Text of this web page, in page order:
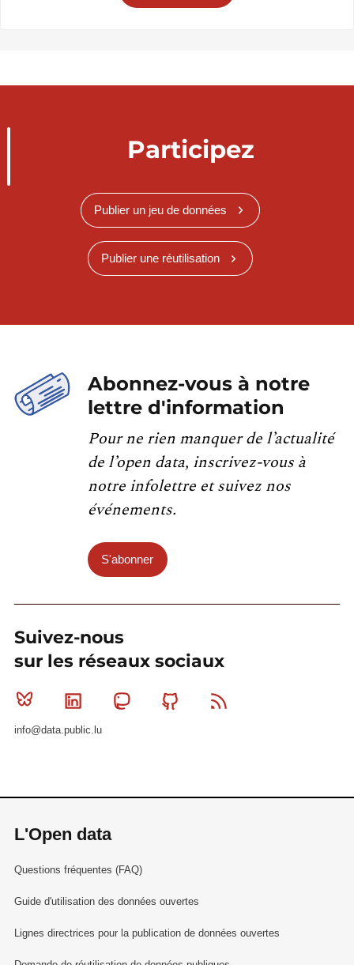
Participez
Publier un jeu de données
Publier une réutilisation
Abonnez-vous à notre
lettre d'information
Pour ne rien manquer de l’actualité
de l’open data, inscrivez-vous à
notre infolettre et suivez nos
événements.
S'abonner
Suivez-nous
sur les réseaux sociaux
Bluesky Linkedin MastodonGithub
info@data.public.lu
L'Open data
Questions fréquentes (FAQ)
Guide d'utilisation des données ouvertes
Lignes directrices pour la publication de données ouvertes